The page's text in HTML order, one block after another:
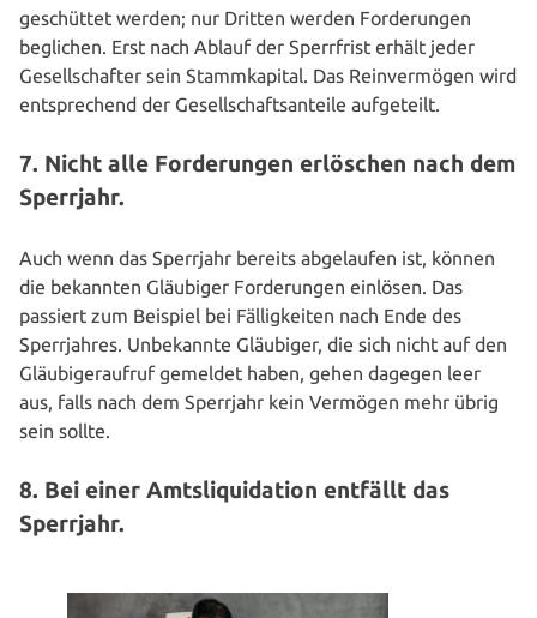
ge­schüt­tet werden; nur Dritten werden For­de­run­gen
beglichen. Erst nach Ablauf der Sperr­frist erhält jeder
Gesell­schaf­ter sein Stamm­ka­pi­tal. Das Rein­ver­mö­gen wird
ent­spre­chend der Gesell­schafts­an­tei­le aufgeteilt.
7. Nicht alle Forderungen erlöschen nach dem
Sperrjahr.
Auch wenn das Sperrjahr bereits abge­lau­fen ist, können
die bekannten Gläubiger For­de­run­gen einlösen. Das
passiert zum Beispiel bei Fäl­lig­kei­ten nach Ende des
Sperr­jah­res. Unbe­kann­te Gläubiger, die sich nicht auf den
Gläu­bi­ge­r­auf­ruf gemeldet haben, gehen dagegen leer
aus, falls nach dem Sperrjahr kein Vermögen mehr übrig
sein sollte.
8. Bei einer Amtsliquidation entfällt das
Sperrjahr.